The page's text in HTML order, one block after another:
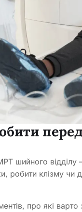
шийного відділу
робити клізму чи
про які варто